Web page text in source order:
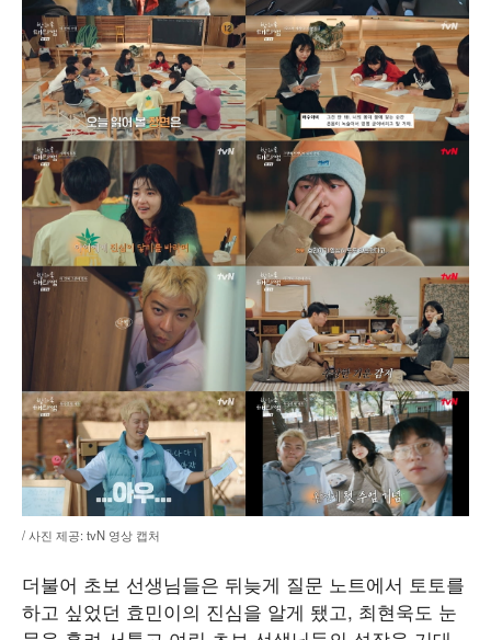
/ 사진 제공: tvN 영상 캡처
더불어 초보 선생님들은 뒤늦게 질문 노트에서 토토를
하고 싶었던 효민이의 진심을 알게 됐고, 최현욱도 눈